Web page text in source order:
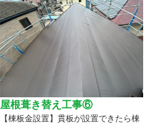
屋根葺き替え工事⑥
【棟板金設置】貫板が設置できたら棟